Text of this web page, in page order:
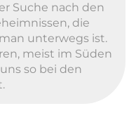
Suche nach den
die
unterwegs ist.
meist im Süden
so bei den